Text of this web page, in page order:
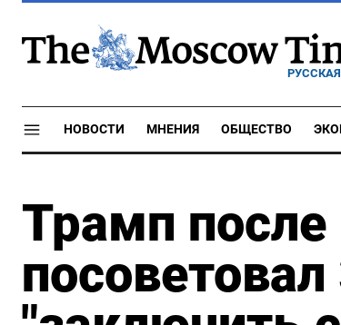
НОВОСТИ МНЕНИЯ ОБЩЕСТВО
Трамп